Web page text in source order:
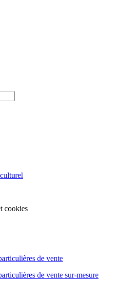
cookies
de vente
de vente sur-mesure